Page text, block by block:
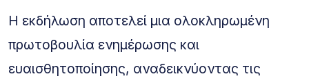
Η εκδήλωση αποτελεί μια ολοκληρωμένη
πρωτοβουλία ενημέρωσης και
ευαισθητοποίησης, αναδεικνύοντας τις